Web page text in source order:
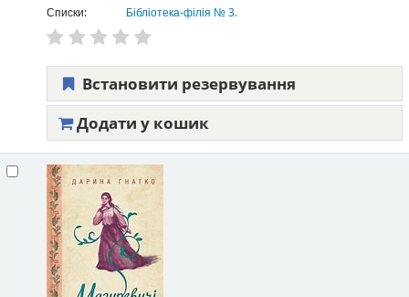
Списки:
Бібліотека-філія № 3.
Встановити резервування
Додати у кошик